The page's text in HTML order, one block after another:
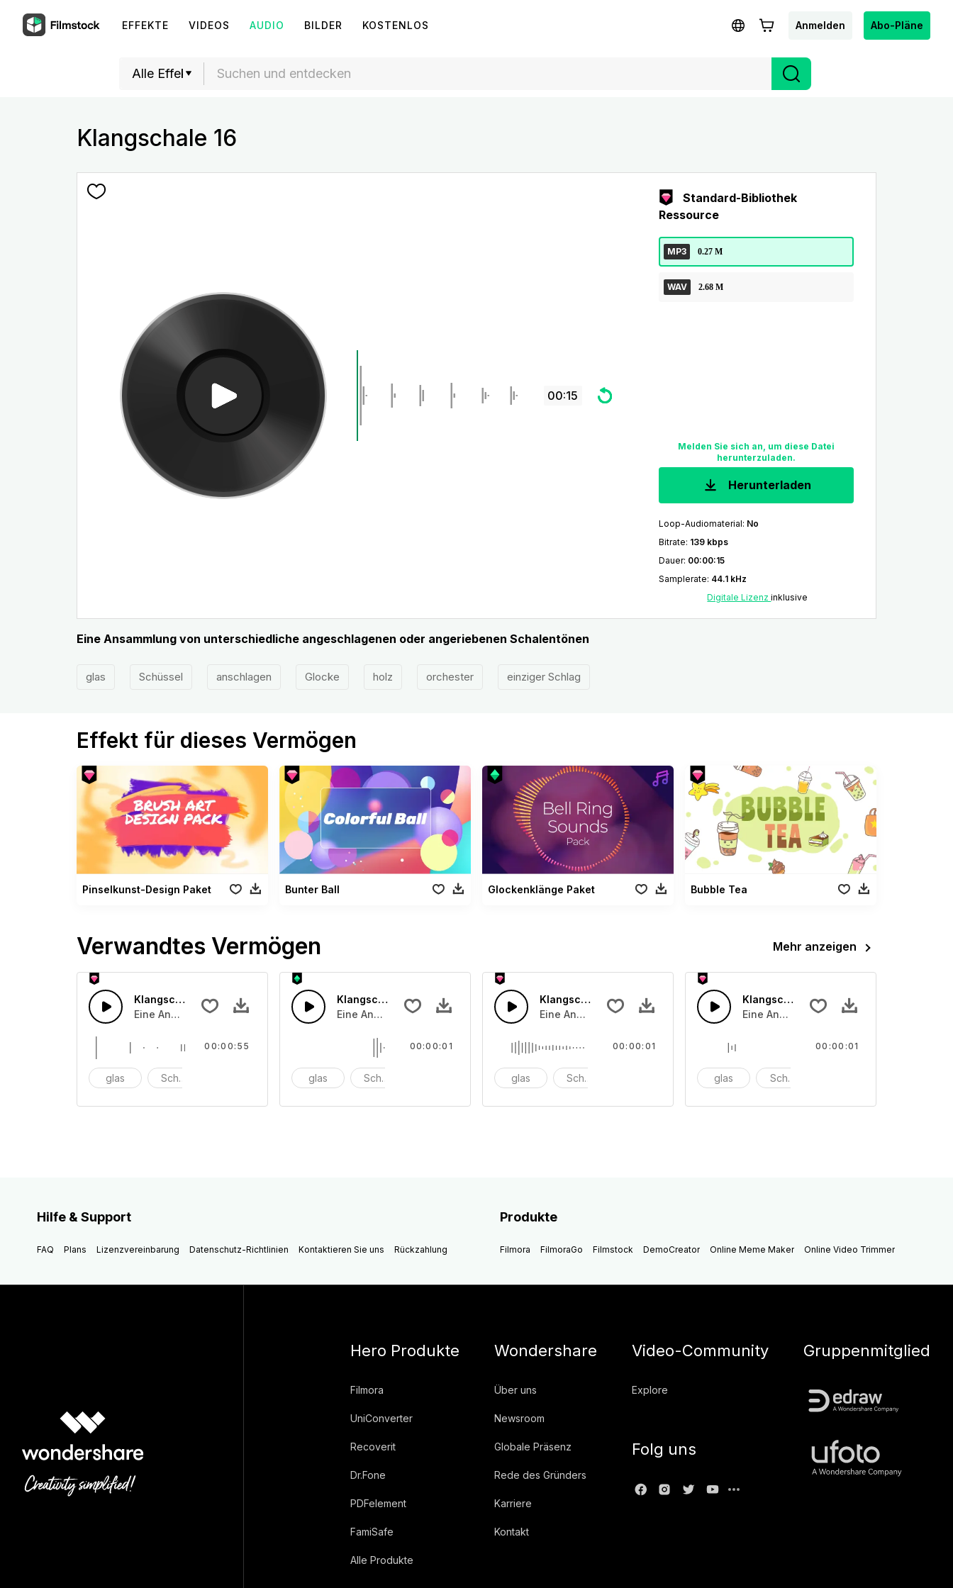
EFFEKTE VIDEOS AUDIO BILDER KOSTENLOS Anmelden Abo-Pläne
Klangschale 16
00:15
Standard-Bibliothek
Ressource
MP3 0.27 M
WAV 2.68 M
Melden Sie sich an, um diese Datei
herunterzuladen.
Herunterladen
Loop-Audiomaterial: No
Bitrate: 139 kbps
Dauer: 00:00:15
Samplerate: 44.1 kHz
Digitale Lizenzinklusive
Eine Ansammlung von unterschiedliche angeschlagenen oder angeriebenen Schalentönen
glas Schüssel anschlagen Glocke holz orchester einziger Schlag
Effekt für dieses Vermögen
Pinselkunst-Design Paket Bunter Ball Glockenklänge Paket Bubble Tea
Verwandtes Vermögen Mehr anzeigen
Klangschale 21
Eine Ansammlung von unterschiedliche angeschlagenen oder angeriebenen Schalentönen
glas Schüssel
00:00:55
Klangschale 20
Eine Ansammlung von unterschiedliche angeschlagenen oder angeriebenen Schalentönen
glas Schüssel
00:00:01
Klangschale 19
Eine Ansammlung von unterschiedliche angeschlagenen oder angeriebenen
glas Schüssel
00:00:01
Klangschale 18
Eine Ansammlung von unterschiedliche
glas Schüssel
00:00:01
Hilfe & Support
FAQ Plans Lizenzvereinbarung Datenschutz-Richtlinien Kontaktieren Sie uns Rückzahlung
Produkte
Filmora FilmoraGo Filmstock DemoCreator Online Meme Maker Online Video Trimmer
Hero Produkte
Filmora
UniConverter
Recoverit
Dr.Fone
PDFelement
FamiSafe
Alle Produkte
Wondershare
Über uns
Newsroom
Globale Präsenz
Rede des Gründers
Karriere
Kontakt
Video-Community
Explore
Folg uns
Gruppenmitglied